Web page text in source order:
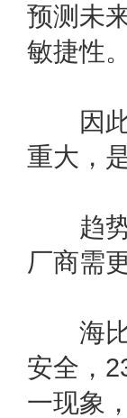
预测未
敏捷性。
因此
重大，
趋势
厂商需
海比
安全，
一现象